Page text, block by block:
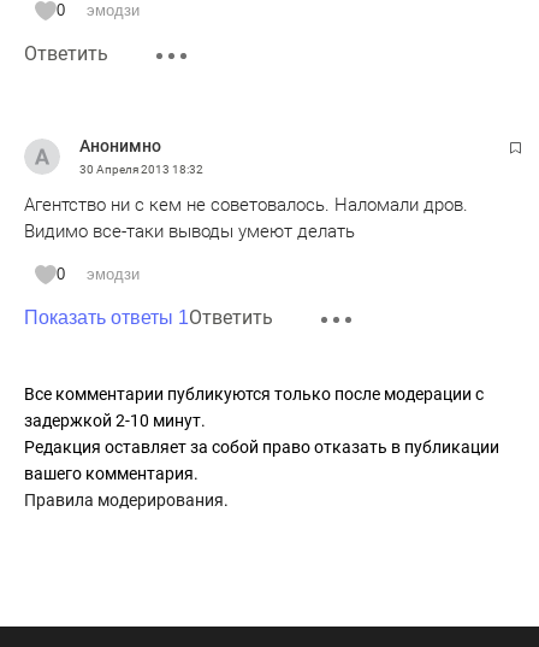
0 эмодзи
Ответить
Анонимно
30 Апреля 2013 18:32
Агентство ни с кем не советовалось. Наломали дров.
Видимо все-таки выводы умеют делать
0 эмодзи
Показать ответы 1Ответить
Все комментарии публикуются только после модерации с
задержкой 2-10 минут.
Редакция оставляет за собой право отказать в публикации
вашего комментария.
Правила модерирования.